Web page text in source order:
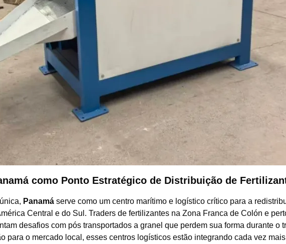
como Ponto Estratégico de Distribuição de
Panamá serve como um centro marítimo e logístico crítico para a
Central e do Sul. Traders de fertilizantes na Zona Franca de Colón e
desafios com pós transportados a granel que perdem sua forma durante o
para o mercado local, esses centros logísticos estão integrando cada vez